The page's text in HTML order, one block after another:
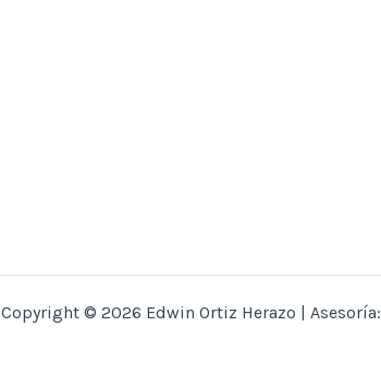
Copyright © 2026 Edwin Ortiz Herazo | Asesoría: